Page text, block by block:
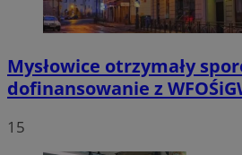
Mysłowice otrzymały
dofinansowanie z
15